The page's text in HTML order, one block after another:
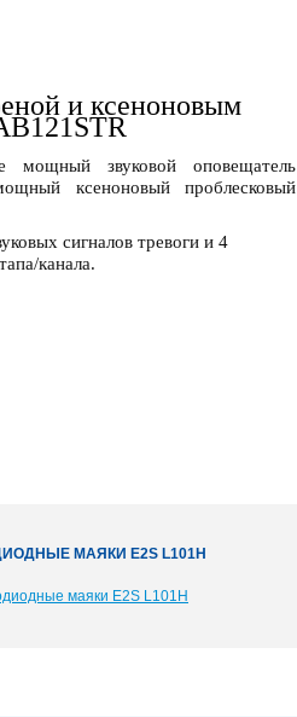
и ксеноновым
мощный звуковой оповещатель
ксеноновый проблесковый
сигналов тревоги и 4
канала.
МАЯКИ E2S L101H